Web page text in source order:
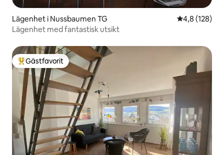
Lägenhet i Nussbaumen TG 4,8 av 5 i
4,8 (128)
Lägenhet med fantastisk utsikt
Populär gästfavorit
Gästfavorit